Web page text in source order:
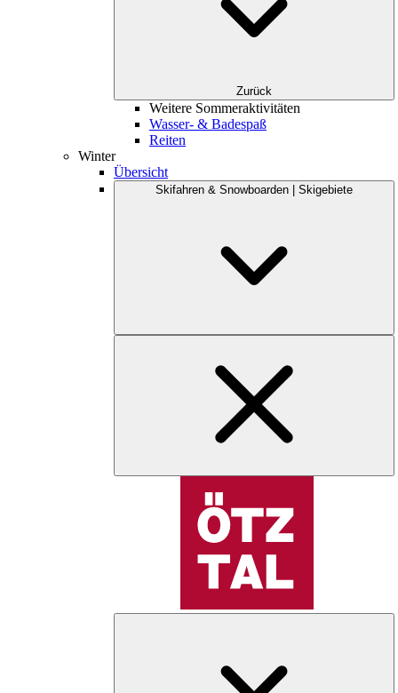
Zurück
Weitere Sommeraktivitäten
Wasser- & Badespaß
Reiten
Winter
Übersicht
Skifahren & Snowboarden | Skigebiete